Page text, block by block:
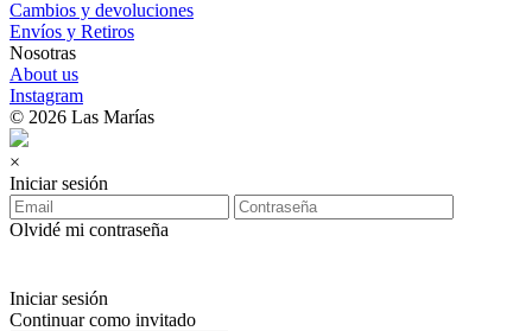
Cambios y devoluciones
Envíos y Retiros
Nosotras
About us
Instagram
© 2026 Las Marías
×
Iniciar sesión
Olvidé mi contraseña
Iniciar sesión
Continuar como invitado